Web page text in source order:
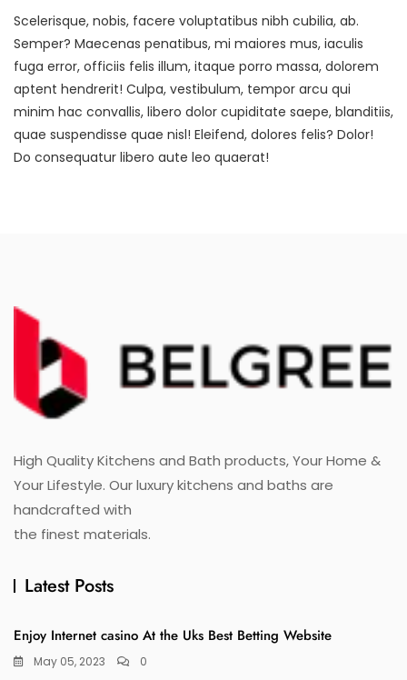
Scelerisque, nobis, facere voluptatibus nibh cubilia, ab.
Semper? Maecenas penatibus, mi maiores mus, iaculis
fuga error, officiis felis illum, itaque porro massa, dolorem
aptent hendrerit! Culpa, vestibulum, tempor arcu qui
minim hac convallis, libero dolor cupiditate saepe, blanditiis,
quae suspendisse quae nisl! Eleifend, dolores felis? Dolor!
Do consequatur libero aute leo quaerat!
High Quality Kitchens and Bath products, Your Home &
Your Lifestyle. Our luxury kitchens and baths are
handcrafted with
the finest materials.
Latest Posts
Enjoy Internet casino At the Uks Best Betting Website
May 05, 2023 0